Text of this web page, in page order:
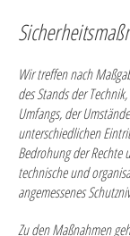
Wir treffen nach
des Stands der
Umfangs, der
unterschiedlichen
Bedrohung der Rechte
technische und
angemessenes
Zu den Maßnahmen